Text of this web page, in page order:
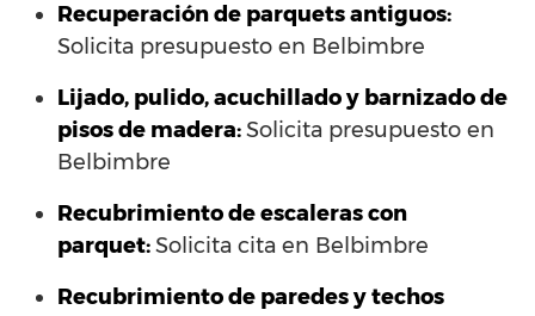
Recuperación de parquets antiguos:
Solicita presupuesto en Belbimbre
Lijado, pulido, acuchillado y barnizado de
pisos de madera:Solicita presupuesto en
Belbimbre
Recubrimiento de escaleras con
parquet:Solicita cita en Belbimbre
Recubrimiento de paredes y techos